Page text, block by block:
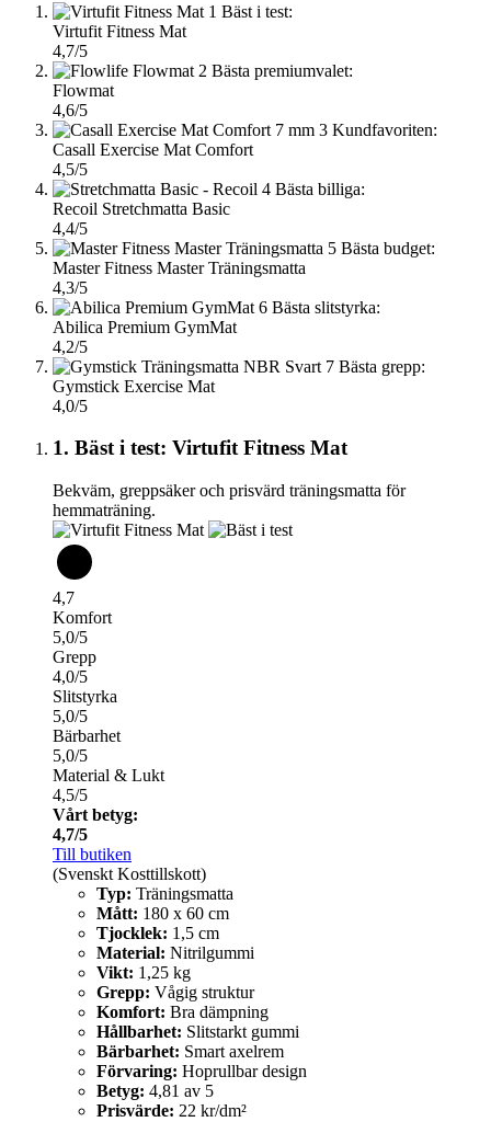
1 Bäst i test:
Virtufit Fitness Mat
4,7/5
2 Bästa premiumvalet:
Flowmat
4,6/5
3 Kundfavoriten:
Casall Exercise Mat Comfort
4,5/5
4 Bästa billiga:
Recoil Stretchmatta Basic
4,4/5
5 Bästa budget:
Master Fitness Master Träningsmatta
4,3/5
6 Bästa slitstyrka:
Abilica Premium GymMat
4,2/5
7 Bästa grepp:
Gymstick Exercise Mat
4,0/5
1. Bäst i test: Virtufit Fitness Mat
Bekväm, greppsäker och prisvärd träningsmatta för
hemmaträning.
4,7
Komfort
5,0/5
Grepp
4,0/5
Slitstyrka
5,0/5
Bärbarhet
5,0/5
Material & Lukt
4,5/5
Vårt betyg:
4,7/5
Till butiken
(Svenskt Kosttillskott)
Typ: Träningsmatta
Mått: 180 x 60 cm
Tjocklek: 1,5 cm
Material: Nitrilgummi
Vikt: 1,25 kg
Grepp: Vågig struktur
Komfort: Bra dämpning
Hållbarhet: Slitstarkt gummi
Bärbarhet: Smart axelrem
Förvaring: Hoprullbar design
Betyg: 4,81 av 5
Prisvärde: 22 kr/dm²